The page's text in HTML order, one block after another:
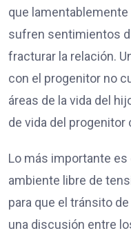
que
sufren sentimientos
fracturar la relación.
con el progenitor no
áreas de la vida del
de vida del progenitor
Lo más importante
ambiente libre de
para que el tránsito
una discusión entre